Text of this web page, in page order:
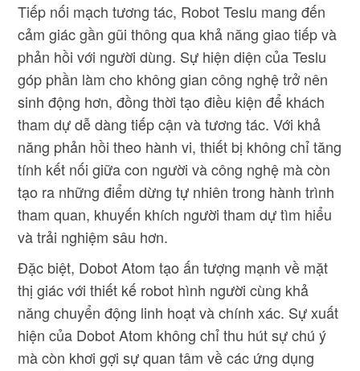
Tiếp nối mạch tương tác, Robot Teslu mang đến
cảm giác gần gũi thông qua khả năng giao tiếp và
phản hồi với người dùng. Sự hiện diện của Teslu
góp phần làm cho không gian công nghệ trở nên
sinh động hơn, đồng thời tạo điều kiện để khách
tham dự dễ dàng tiếp cận và tương tác. Với khả
năng phản hồi theo hành vi, thiết bị không chỉ tăng
tính kết nối giữa con người và công nghệ mà còn
tạo ra những điểm dừng tự nhiên trong hành trình
tham quan, khuyến khích người tham dự tìm hiểu
và trải nghiệm sâu hơn.
Đặc biệt, Dobot Atom tạo ấn tượng mạnh về mặt
thị giác với thiết kế robot hình người cùng khả
năng chuyển động linh hoạt và chính xác. Sự xuất
hiện của Dobot Atom không chỉ thu hút sự chú ý
mà còn khơi gợi sự quan tâm về các ứng dụng